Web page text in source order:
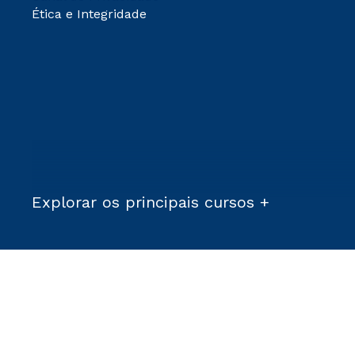
Ética e Integridade
Explorar os principais cursos +